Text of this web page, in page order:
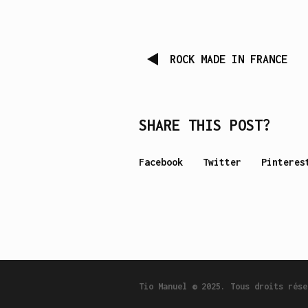
ROCK MADE IN FRANCE
SHARE THIS POST?
Facebook Twitter
Tio Manuel © 2025. Tous droits